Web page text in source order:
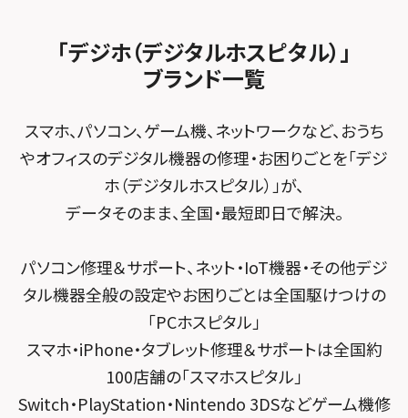
スマホスピタル テルル松戸五香
スマホスピタル テルル宮野木
スマホスピタル千葉
スマホスピタル 大森
スマホスピタル練馬
スマホスピタル 神田
スマホスピタル三軒茶屋
スマホスピタル平和が丘
スマホスピタル春日井勝川
スマホスピタル住道オペラパーク
スマホスピタル東大阪ロンモール布施
スマホスピタル堺
スマホスピタル 堺出張所
スマホスピタル京都河原町
スマホスピタル宇治槙島
スマホスピタル烏丸
スマホスピタル 京都宇治
スマホスピタル 福知山
MacBook修理メニュー
FCNTスマートフォン修理
「デジホ（デジタルホスピタル）」
ブランド一覧
スマホ、パソコン、ゲーム機、ネットワークなど、おうち
やオフィスのデジタル機器の修理・お困りごとを「デジ
ホ（デジタルホスピタル）」が、
データそのまま、全国・最短即日で解決。
パソコン修理＆サポート、ネット・IoT機器・その他デジ
タル機器全般の設定やお困りごとは全国駆けつけの
「PCホスピタル」
スマホ・iPhone・タブレット修理＆サポートは全国約
100店舗の「スマホスピタル」
Switch・PlayStation・Nintendo 3DSなどゲーム機修